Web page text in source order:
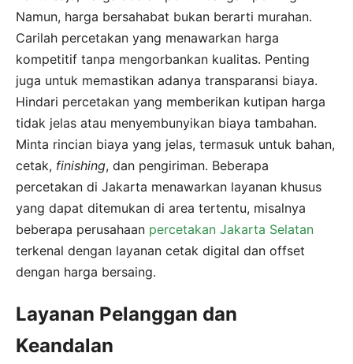
Namun, harga bersahabat bukan berarti murahan.
Carilah percetakan yang menawarkan harga
kompetitif tanpa mengorbankan kualitas. Penting
juga untuk memastikan adanya transparansi biaya.
Hindari percetakan yang memberikan kutipan harga
tidak jelas atau menyembunyikan biaya tambahan.
Minta rincian biaya yang jelas, termasuk untuk bahan,
cetak, finishing, dan pengiriman. Beberapa
percetakan di Jakarta menawarkan layanan khusus
yang dapat ditemukan di area tertentu, misalnya
beberapa perusahaan percetakan Jakarta Selatan
terkenal dengan layanan cetak digital dan offset
dengan harga bersaing.
Layanan Pelanggan dan
Keandalan